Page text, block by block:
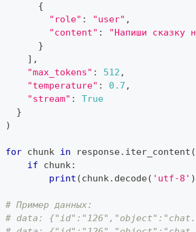
{
"role" : "user" ,
"content" :
"Напиши сказку
}
] ,
"max_tokens" : 512 ,
"temperature" : 0.7 ,
"stream" :
True
}
)
for chunk in response. iter_content (
if chunk:
print (chunk. decode( 'utf-8' )
# Пример данных:
# data: